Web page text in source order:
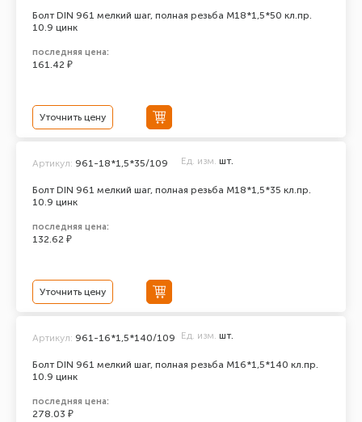
Болт DIN 961 мелкий шаг, полная резьба M18*1,5*50 кл.пр.
10.9 цинк
последняя цена:
161.42 ₽
Уточнить цену
Болт DIN 961 мелкий шаг, полная резьба M18*1,5*35 кл.пр.
10.9 цинк
Артикул: 961-18*1,5*35/109 Ед. изм. шт.
последняя цена:
132.62 ₽
Уточнить цену
Болт DIN 961 мелкий шаг, полная резьба M16*1,5*140 кл.пр.
10.9 цинк
Артикул: 961-16*1,5*140/109 Ед. изм. шт.
последняя цена:
278.03 ₽